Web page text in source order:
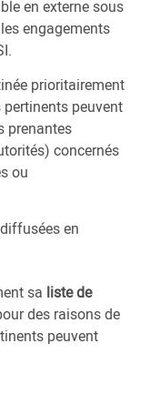
en externe sous
engagements
prioritairement
peuvent
prenantes
concernés
ou
en
sa liste de
des raisons de
peuvent